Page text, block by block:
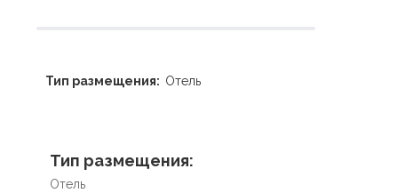
Тип размещения: Отель
Тип размещения:
Отель